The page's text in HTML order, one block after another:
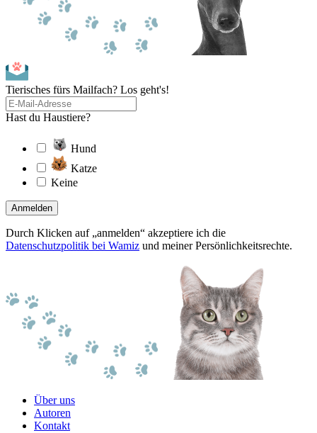
Tierisches fürs Mailfach? Los geht's!
Hast du Haustiere?
Hund
Katze
Keine
Anmelden
Durch Klicken auf „anmelden“ akzeptiere ich die
Datenschutzpolitik bei Wamiz und meiner Persönlichkeitsrechte.
Über uns
Autoren
Kontakt